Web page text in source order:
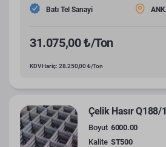
Batı Tel Sanayi
31.075,00 ₺/Ton
KDV Hariç: 28.250,00 ₺/Ton
Çelik Hasır Q188/
Boyut 6000.00
Kalite ST500